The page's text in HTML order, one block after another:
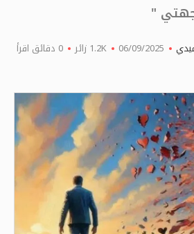
جهتي "
06/09/2025
1.2K زائر